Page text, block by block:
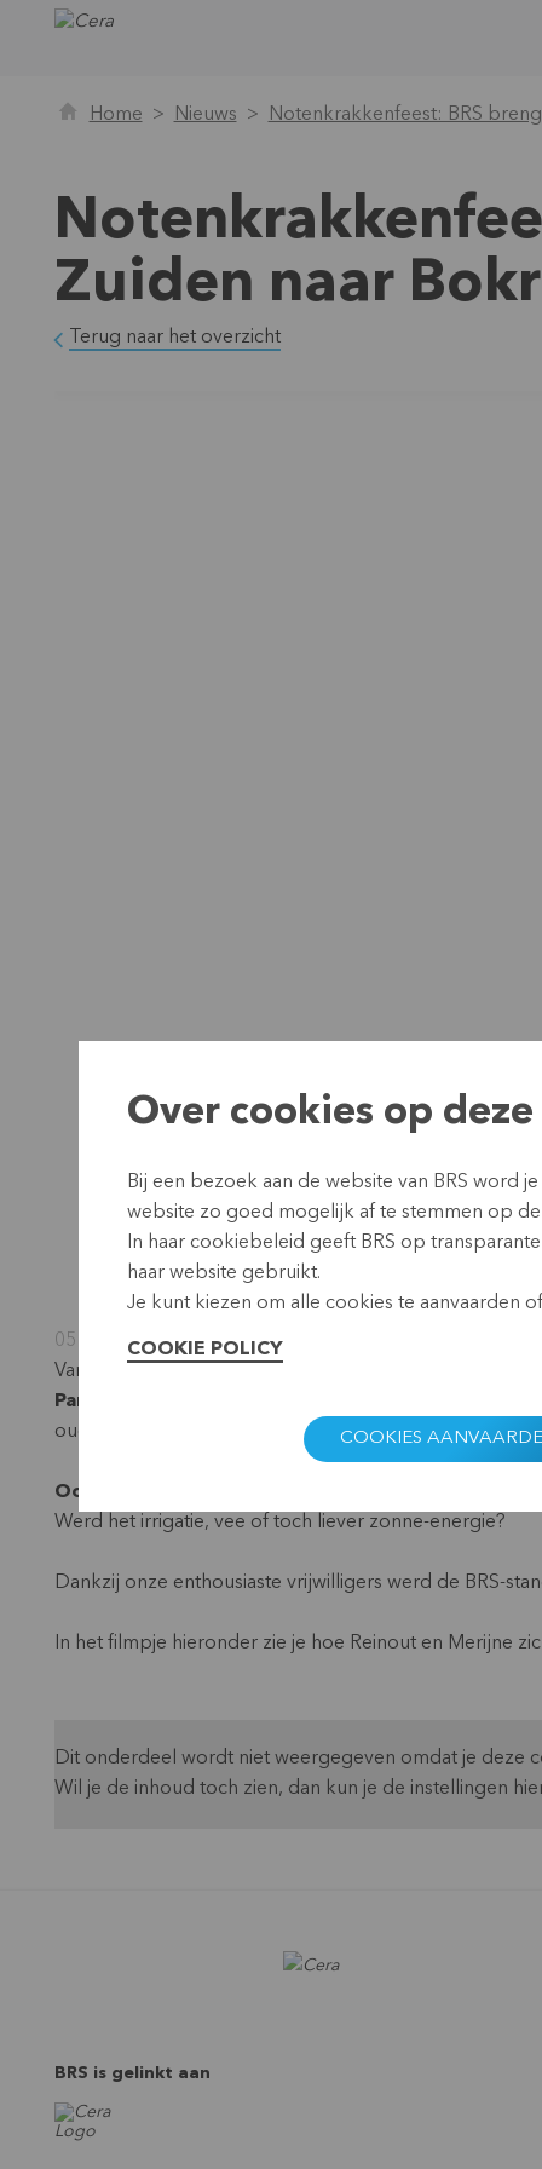
Home Nieuws Notenkrakkenfeest: BRS
Zuiden naar
Terug naar het overzicht
05 december 2025
Van zaterdag 25 tot maandag 27 oktober genoten
Park Bokrijk
oud.
Ook BRS was van de partij!
Werd het irrigatie, vee of toch liever zonne-energie?
Dankzij onze enthousiaste vrijwilligers werd de BRS-
In het filmpje hieronder zie je hoe Reinout en Merijne
Dit onderdeel wordt niet weergegeven omdat je deze
Wil je de inhoud toch zien, dan kun je de instellingen
BRS is gelinkt aan
Over cookies op
Bij een bezoek aan de website van BRS word
website zo goed mogelijk af te stemmen op
In haar cookiebeleid geeft BRS op
haar website gebruikt.
Je kunt kiezen om alle cookies te aanvaarden
COOKIE POLICY
COOKIES